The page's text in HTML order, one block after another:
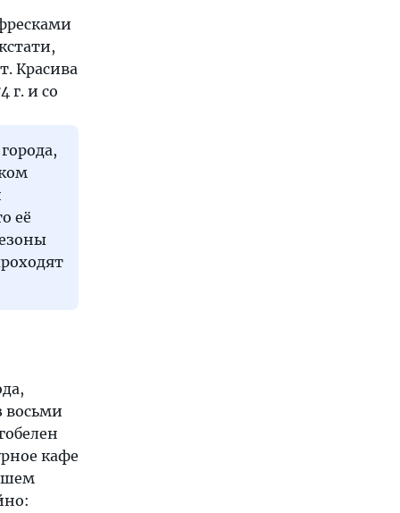
Красива
г. и со
её
восьми
кафе